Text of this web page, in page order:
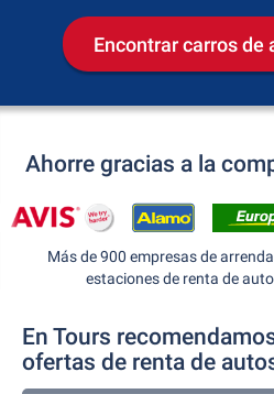
Encontrar carros
Ahorre gracias a la
Más de 900 empresas de
estaciones de renta de
En Tours
ofertas de renta de